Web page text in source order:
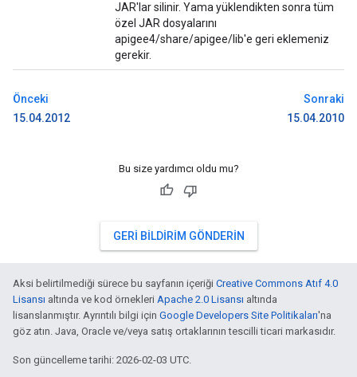
JAR'lar silinir. Yama yüklendikten sonra tüm
özel JAR dosyalarını
apigee4/share/apigee/lib'e geri eklemeniz
gerekir.
Önceki
15.04.2012
Sonraki
15.04.2010
Bu size yardımcı oldu mu?
GERI BILDIRIM GÖNDERIN
Aksi belirtilmediği sürece bu sayfanın içeriği Creative Commons Atıf 4.0
Lisansı altında ve kod örnekleri Apache 2.0 Lisansı altında
lisanslanmıştır. Ayrıntılı bilgi için Google Developers Site Politikaları'na
göz atın. Java, Oracle ve/veya satış ortaklarının tescilli ticari markasıdır.
Son güncelleme tarihi: 2026-02-03 UTC.